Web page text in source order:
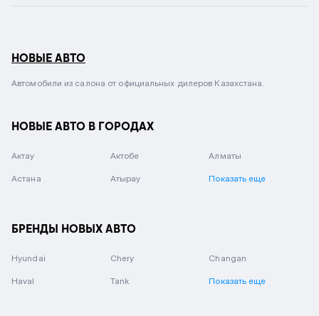
НОВЫЕ АВТО
Автомобили из салона от официальных дилеров Казахстана.
НОВЫЕ АВТО В ГОРОДАХ
Актау Актобе Алматы
Астана Атырау Показать еще
БРЕНДЫ НОВЫХ АВТО
Hyundai Chery Changan
Haval Tank Показать еще